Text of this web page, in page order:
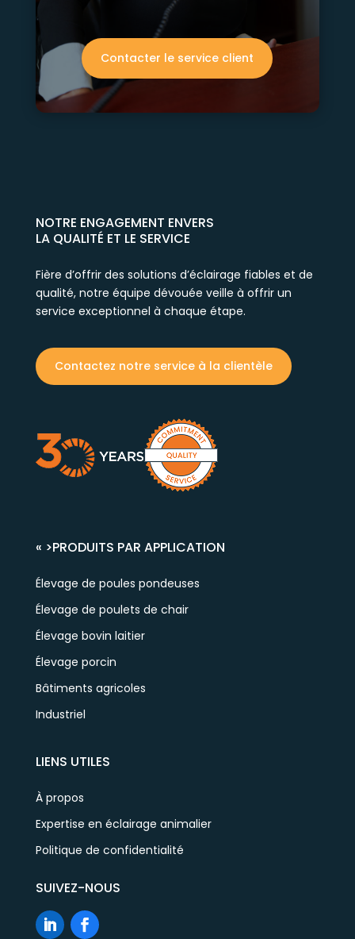
Contacter le service client
NOTRE ENGAGEMENT ENVERS
LA QUALITÉ ET LE SERVICE
Fière d’offrir des solutions d’éclairage fiables et de
qualité, notre équipe dévouée veille à offrir un
service exceptionnel à chaque étape.
Contactez notre service à la clientèle
« >PRODUITS PAR APPLICATION
Élevage de poules pondeuses
Élevage de poulets de chair
Élevage bovin laitier
Élevage porcin
Bâtiments agricoles
Industriel
LIENS UTILES
À propos
Expertise en éclairage animalier
Politique de confidentialité
SUIVEZ-NOUS